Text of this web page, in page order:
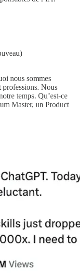
nous sommes
professions. Nous
temps. Qu’est-ce
Master, un Product